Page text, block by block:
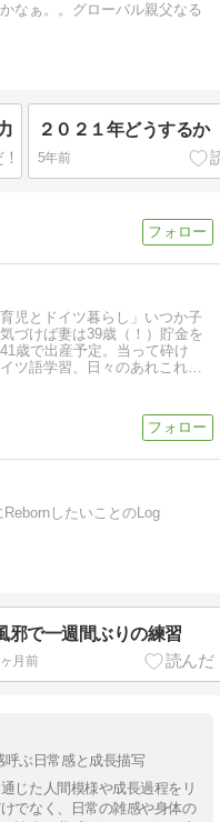
なぁ。。グローバル親父なる
２０２１年どうするか
5年前
児とドイツ暮らし」いつか子
づけば妻は39歳（！）貯金を
歳で出産予定。当って砕け
ツ語学習、日々のあれこれ。
したいことのLog
邪で一週間ぶりの練習
月前
ぶ日常感と成長描写
じた人間模様や成長過程をリ
でなく、日常の雑感や身体の